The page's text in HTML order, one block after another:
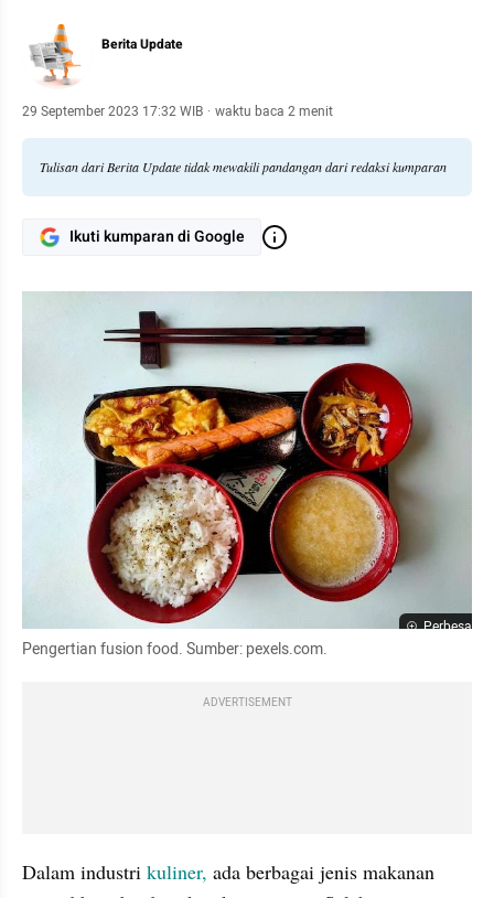
Berita Update
29 September 2023 17:32 WIB · waktu baca 2 menit
Tulisan dari Berita Update tidak mewakili pandangan dari redaksi kumparan
Ikuti kumparan di Google
Perbesar
Pengertian fusion food. Sumber: pexels.com.
ADVERTISEMENT
Dalam industri kuliner, ada berbagai jenis makanan